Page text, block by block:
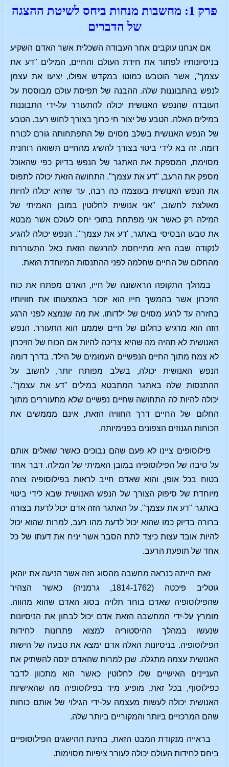
פרק 1: מחשבות מנחות ביחס לשיטת ההצגה
של הדברים
אם אנחנו עוקבים אחר העבודה השכלית אשר האדם השקיע
בניסיונותיו לפתור את חידת העולם והחיים, המילים "דע את
עצמך", אשר הוטבעו כמוטו במקדש אפולו, יציעו את עצמן
לנפש בהתבוננות שלה. ההבנה של תפיסת עולם מבוססת על
העובדה שהנפש האנושית יכולה להתעורר על-ידי התבוננות
במילים האלה. הטבע של יצור חי כרוך בצורך לחוש רעב. הטבע
של הנפש האנושית בשלב מסוים של התפתחותה גורם לכורח
דומה. זה בא לידי ביטוי בצורך להשיג מהחיים תשואה רוחנית
מסוימת, המספקת את האתגר של הנפש בדיוק כפי שהאוכל
מספק את הרעב, "דע את עצמך". התחושה הזאת יכולה לתפוס
את הנפש האנושית בעוצמה כה רבה, עד שהיא יכולה להיות
מאולצת לחשוב, "אני אנושית לחלוטין במובן האמיתי של
המילה רק כאשר אני מפתחת בתוכי יחס לעולם אשר מבטא
את טבעו הבסיסי באתגר, 'דע את עצמך'". הנפש יכולה להגיע
לנקודה שבה היא מתייחסת להרגשה הזאת כאל התעוררות
מהחלום של החיים שחלמה לפני ההתנסות המיוחדת הזאת.
במהלך התקופה הראשונה של חייו, האדם מפתח את כוח
הזיכרון אשר בהמשך חייו הוא יזכור באמצעותו את חוויותיו
בחזרה עד לרגע מסוים של ילדותו. את מה שנמצא לפני הרגע
הזה הוא מרגיש כחלום של חיים שממנו הוא התעורר. הנפש
האנושית לא תהיה מה שהיא צריכה להיות אם הכוח של הזיכרון
לא צמח מתוך החיים הנפשיים העמומים של הילד. בדרך דומה
הנפש האנושית יכולה, בשלב מפותח יותר, לחשוב על
ההתנסות שלה באתגר המתבטא במילים "דע את עצמך".
יכולה להיות לה התחושה שחיים נפשיים שלא מתעוררים מתוך
החלום של החיים דרך החוויה הזאת, אינם מממשים את
הכוחות הגנוזים הצפונים בפנימיותה.
פילוסופים ציינו לא פעם שהם נבוכים כאשר שואלים אותם
על טיבה של הפילוסופיה במובן האמיתי של המילה. דבר אחד
בטוח בכל אופן, והוא שאדם חייב לראות בפילוסופיה צורה
מיוחדת של סיפוק הצורך של הנפש האנושית שבא לידי ביטוי
באתגר "דע את עצמך". על האתגר הזה אדם יכול לדעת בצורה
ברורה בדיוק כמו שהוא יכול לדעת מהו רעב, למרות שהוא יכול
להיות אובד עצות כיצד לתת הסבר אשר יניח את דעתו של כל
אחד של תופעת הרעב.
זאת הייתה כנראה מחשבה מהסוג הזה אשר הניעה את יוהאן
גוטליב פיכטה (1814-1762, גרמניה) כאשר הצהיר
שהפילוסופיה שאדם בוחר תלויה בסוג האדם שהוא מהווה.
מומרץ על-ידי המחשבה הזאת אדם יכול לבחון את הניסיונות
שנעשו במהלך ההיסטוריה למצוא פתרונות לחידות
הפילוסופיה. בניסיונות האלה אדם ימצא את טבעה של הישות
האנושית עצמה מתגלה. שכן למרות שהאדם ינסה להשתיק את
העניינים האישיים שלו לחלוטין כאשר הוא מתכוון לדבר
כפילוסוף, בכל זאת, מופיע מיד בפילוסופיה מה שהאישיות
האנושית יכולה לעשות מעצמה על-ידי הגילוי של אותם כוחות
שהם המרכזיים ביותר והמקוריים ביותר שלה.
בראייה מנקודת המבט הזאת, בחינת ההישגים הפילוסופיים
ביחס לחידות העולם יכולה לעורר ציפיות מסוימות.